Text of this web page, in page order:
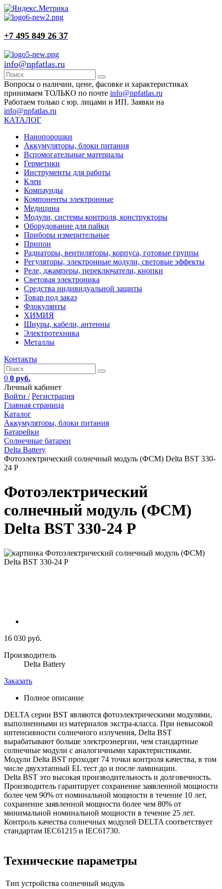
+7 495 849 26 37
info@npfatlas.ru
Вопросы о наличии, цене, фасовке и характеристиках
принимаем ТОЛЬКО по почте info@npfatlas.ru
Работаем только с юр. лицами и ИП. Заявки на
info@npfatlas.ru
КАТАЛОГ
Нанопорошки
Аккумуляторы, блоки питания
Вспомогательные материалы
Герметики
Инструменты для работы
Клеи
Компаунды
Компоненты электронные
Медицина
Модули, системы контроля, конструкторы
Оборудование для пайки
Приборы измерительные
Припои
Радиаторы, вентиляторы, корпуса, готовые группы
Регуляторы, электронные модули, световые эффекты
Реле, джамперы, переключатели, кнопки
Световая электроника
Средства индивидуальной защиты
Товар под заказ
Флокулянты
ХИМИЯ
Шнуры, кабели, антенны
Электротехника
Металлы
Контакты
0 0 руб.
Личный кабинет
Войти / Регистрация
Главная страница
Каталог
Аккумуляторы, блоки питания
Батарейки
Солнечные батареи
Delta Battery
Фотоэлектрический солнечный модуль (ФСМ) Delta BST 330-
24 P
Фотоэлектрический
солнечный модуль (ФСМ)
Delta BST 330-24 P
16 030 руб.
Производитель
Delta Battery
Заказать
Полное описание
DELTA серии BST являются фотоэлектрическими модулями,
выполненными из материалов экстра-класса. При невысокой
интенсивности солнечного излучения, Delta BST
вырабатывают больше электроэнергии, чем стандартные
солнечные модули с аналогичными характеристиками.
Модули Delta BST проходят 74 точки контроля качества, в том
числе двухэтапный EL тест до и после ламинации.
Delta BST это высокая производительность и долговечность.
Производитель гарантирует сохранение заявленной мощности
более чем 90% от номинальной мощности в течение 10 лет,
сохранение заявленной мощности более чем 80% от
минимальной номинальной мощности в течение 25 лет.
Контроль качества солнечных модулей DELTA соответствует
стандартам IEC61215 и IEC61730.
Технические параметры
Тип устройства солнечный модуль